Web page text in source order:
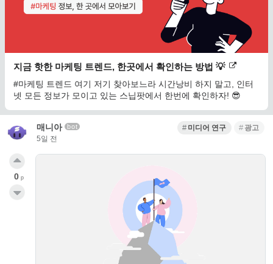
지금 핫한 마케팅 트렌드, 한곳에서 확인하는 방법 💡
#마케팅 트렌드 여기 저기 찾아보느라 시간낭비 하지 말고, 인터
넷 모든 정보가 모이고 있는 스닙팟에서 한번에 확인하자! 😎
매니아 bot
5일 전
미디어 연구 광고
0 p